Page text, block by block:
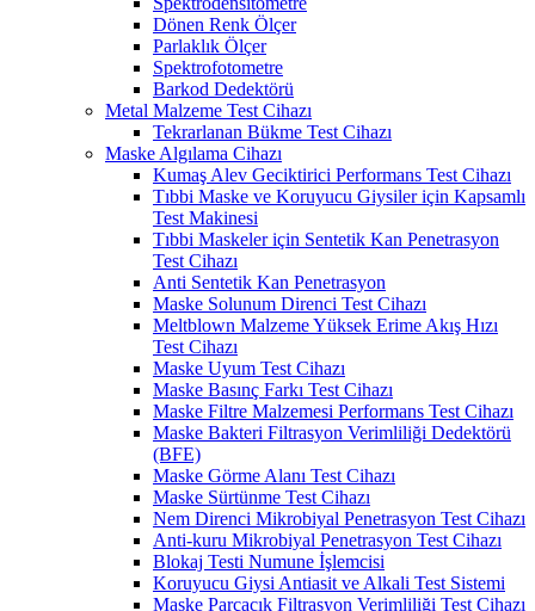
Dönen Renk Ölçer
Parlaklık Ölçer
Spektrofotometre
Barkod Dedektörü
Metal Malzeme Test Cihazı
Tekrarlanan Bükme Test Cihazı
Maske Algılama Cihazı
Kumaş Alev Geciktirici Performans Test Cihazı
Tıbbi Maske ve Koruyucu Giysiler için Kapsamlı
Test Makinesi
Tıbbi Maskeler için Sentetik Kan Penetrasyon
Test Cihazı
Anti Sentetik Kan Penetrasyon
Maske Solunum Direnci Test Cihazı
Meltblown Malzeme Yüksek Erime Akış Hızı
Test Cihazı
Maske Uyum Test Cihazı
Maske Basınç Farkı Test Cihazı
Maske Filtre Malzemesi Performans Test Cihazı
Maske Bakteri Filtrasyon Verimliliği Dedektörü
(BFE)
Maske Görme Alanı Test Cihazı
Maske Sürtünme Test Cihazı
Nem Direnci Mikrobiyal Penetrasyon Test Cihazı
Anti-kuru Mikrobiyal Penetrasyon Test Cihazı
Blokaj Testi Numune İşlemcisi
Koruyucu Giysi Antiasit ve Alkali Test Sistemi
Maske Parçacık Filtrasyon Verimliliği Test Cihazı